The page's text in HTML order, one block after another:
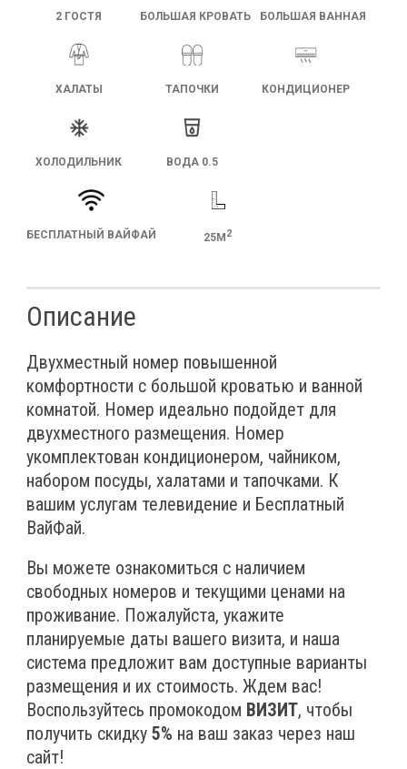
2 ГОСТЯ БОЛЬШАЯ КРОВАТЬ БОЛЬШАЯ ВАННАЯ
ХАЛАТЫ ТАПОЧКИ КОНДИЦИОНЕР
ХОЛОДИЛЬНИК ВОДА 0.5
БЕСПЛАТНЫЙ ВАЙФАЙ 25М2
Описание
Двухместный номер повышенной
комфортности с большой кроватью и ванной
комнатой. Номер идеально подойдет для
двухместного размещения. Номер
укомплектован кондиционером, чайником,
набором посуды, халатами и тапочками. К
вашим услугам телевидение и Бесплатный
ВайФай.
Вы можете ознакомиться с наличием
свободных номеров и текущими ценами на
проживание. Пожалуйста, укажите
планируемые даты вашего визита, и наша
система предложит вам доступные варианты
размещения и их стоимость. Ждем вас!
Воспользуйтесь промокодом ВИЗИТ, чтобы
получить скидку 5% на ваш заказ через наш
сайт!